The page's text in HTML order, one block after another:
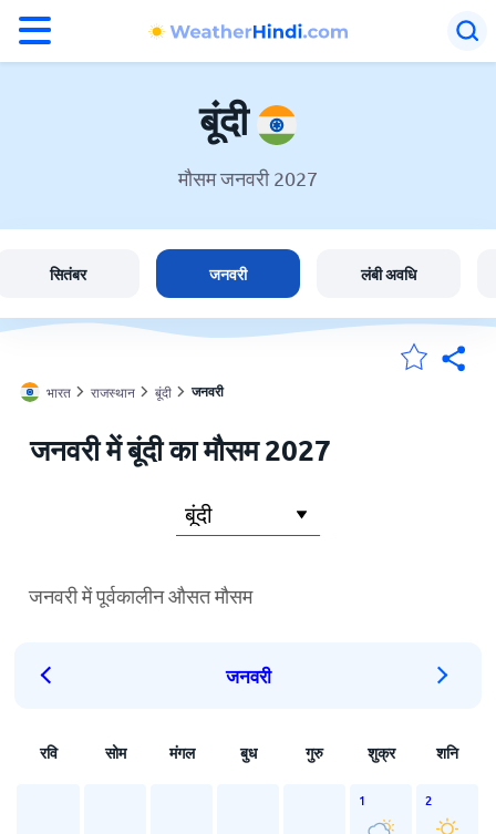
मेंरी लोकेशन
होम
बूंदी
मौसम जनवरी 2027
सितंबर जनवरी लंबी अवधि
भारत राजस्थान बूंदी जनवरी
जनवरी में बूंदी का मौसम 2027
जनवरी में पूर्वकालीन औसत मौसम
जनवरी
रवि सोम मंगल बुध गुरु शुक्र शनि
1 2